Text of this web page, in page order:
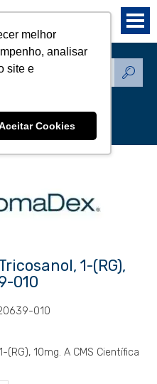
melhor
analisar
site e
Cookies
1-(RG),
010
010
(RG), 10mg. A CMS Científica